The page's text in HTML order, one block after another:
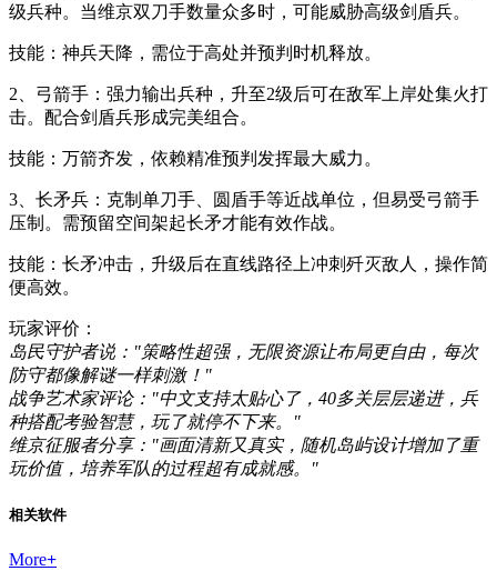
级兵种。当维京双刀手数量众多时，可能威胁高级剑盾兵。
技能：神兵天降，需位于高处并预判时机释放。
2、弓箭手：强力输出兵种，升至2级后可在敌军上岸处集火打
击。配合剑盾兵形成完美组合。
技能：万箭齐发，依赖精准预判发挥最大威力。
3、长矛兵：克制单刀手、圆盾手等近战单位，但易受弓箭手
压制。需预留空间架起长矛才能有效作战。
技能：长矛冲击，升级后在直线路径上冲刺歼灭敌人，操作简
便高效。
玩家评价：
岛民守护者说："策略性超强，无限资源让布局更自由，每次
防守都像解谜一样刺激！"
战争艺术家评论："中文支持太贴心了，40多关层层递进，兵
种搭配考验智慧，玩了就停不下来。"
维京征服者分享："画面清新又真实，随机岛屿设计增加了重
玩价值，培养军队的过程超有成就感。"
相关软件
More+